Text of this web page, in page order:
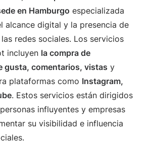
en Hamburgo especializada
alcance digital y la presencia de
redes sociales. Los servicios
incluyen la compra de
gusta, comentarios, vistas y
plataformas como Instagram,
. Estos servicios están dirigidos
influyentes y empresas
su visibilidad e influencia